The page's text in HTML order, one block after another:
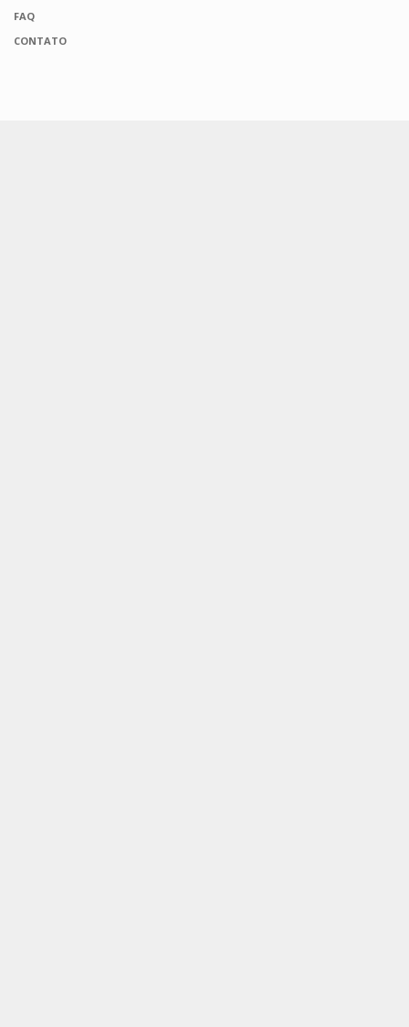
FAQ
CONTATO